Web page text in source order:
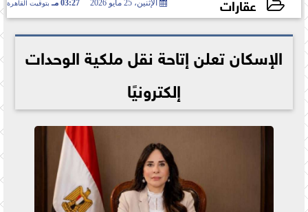
الإثنين، 25 مايو 2026 03:27 مـ بتوقيت القاهرة
2026-05-25 15:27:05
الإسكان تعلن إتاحة نقل ملكية الوحدات
إلكترونيًا